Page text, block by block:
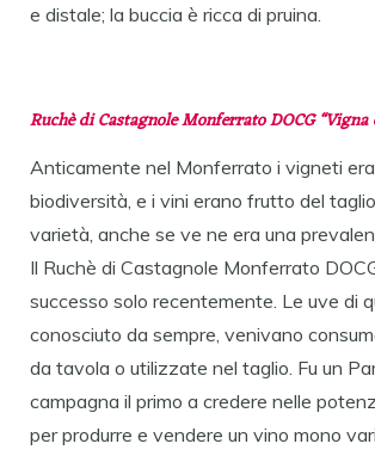
e distale; la buccia è ricca di pruina.
Ruchè di Castagnole Monferrato DOCG “Vigna
Anticamente nel Monferrato i vigneti
biodiversità, e i vini erano frutto del
varietà, anche se ve ne era una
Il Ruchè di Castagnole Monferrato
successo solo recentemente. Le uve di
conosciuto da sempre, venivano
da tavola o utilizzate nel taglio. Fu un
campagna il primo a credere nelle
per produrre e vendere un vino mono